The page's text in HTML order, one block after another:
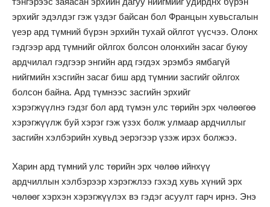
эрхийг эдэлдэг гэж үздэг байсан бол Францын хувьсгалын
үеэр ард түмний бүрэн эрхийн тухай ойлгот үүсчээ. Олонх
гэдгээр ард түмнийг ойлгох болсон олонхийн засаг буюу
ардчилал гэдгээр энгийн ард гэгдэх эрэмбэ ямбагүй
нийгмийн хэсгийн засаг биш ард түмнии засгийг ойлгох
болсон байна. Ард түмнээс засгийн эрхийг
хэрэгжүүлнэ гэдзг бол ард түмэн улс төрийн эрх чөлөөгөө
хэрэгжүүлж буй хэрэг гэж үзэх болж улмаар ардчиллыг
засгийн хэлбэрийн хувьд эерэгээр үзэж ирэх болжээ.
Харин ард түмний улс төрийн эрх чөлөө ийнхүү
ардчиллын хэлбэрээр хэрэгжлээ гэхэд хувь хүний эрх
чөлөөг хэрхэн хэрэгжүүлэх вэ гэдэг асуулт гарч ирнэ. Энэ